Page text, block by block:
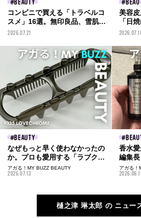
BEAUTY
コンビニで買える「トラベルコ
スメ」16選。無印良品、雪肌
精、トリデン...旅先でも買える
ー！【2026年最新版】
2026.07.21
美容
「日
用の違
識を
BEAUTY
なぜもっと早く使わなかったの
か。プロも愛用する「ラブクロ
ム」がヘアケアの常識を変え
る！
アガる！MY BUZZ BEAUTY
2026.07.13
香水
編集
購入
6選。
アガる！
樋之津 琳太郎 の ニュー